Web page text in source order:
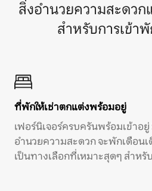
สิ่งอำนวยความสะดวก
สำหรับการเข้า
ที่พักให้เช่าตกแต่งพร้อมอยู่
เฟอร์นิเจอร์ครบครันพร้อมเข้าอ
อำนวยความสะดวก จะพักเดือน
เป็นทางเลือกที่เหมาะสุดๆ สำหรั